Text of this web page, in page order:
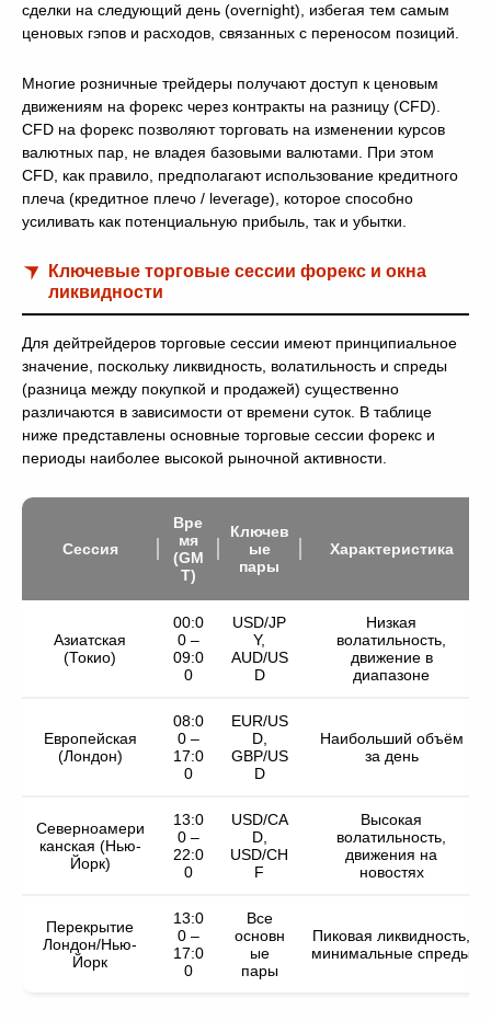
сделки на следующий день (overnight), избегая тем самым
ценовых гэпов и расходов, связанных с переносом позиций.
Многие розничные трейдеры получают доступ к ценовым
движениям на форекс через контракты на разницу (CFD).
CFD на форекс позволяют торговать на изменении курсов
валютных пар, не владея базовыми валютами. При этом
CFD, как правило, предполагают использование кредитного
плеча (кредитное плечо / leverage), которое способно
усиливать как потенциальную прибыль, так и убытки.
Ключевые торговые сессии форекс и окна
ликвидности
Для дейтрейдеров торговые сессии имеют принципиальное
значение, поскольку ликвидность, волатильность и спреды
(разница между покупкой и продажей) существенно
различаются в зависимости от времени суток. В таблице
ниже представлены основные торговые сессии форекс и
периоды наиболее высокой рыночной активности.
Сессия
Вре
мя
(GM
T)
Ключев
ые
пары
Характеристика
Азиатская
(Токио)
00:0
0 –
09:0
0
USD/JP
Y,
AUD/US
D
Низкая
волатильность,
движение в
диапазоне
Европейская
(Лондон)
08:0
0 –
17:0
0
EUR/US
D,
GBP/US
D
Наибольший объём
за день
Северноамери
канская (Нью-
Йорк)
13:0
0 –
22:0
0
USD/CA
D,
USD/CH
F
Высокая
волатильность,
движения на
новостях
Перекрытие
Лондон/Нью-
Йорк
13:0
0 –
17:0
0
Все
основн
ые
пары
Пиковая ликвидность,
минимальные спреды